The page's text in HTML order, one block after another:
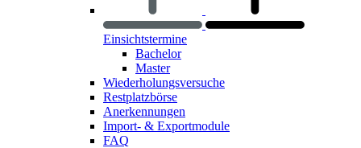
Einsichtstermine
Bachelor
Master
Wiederholungsversuche
Restplatzbörse
Anerkennungen
Import- & Exportmodule
FAQ